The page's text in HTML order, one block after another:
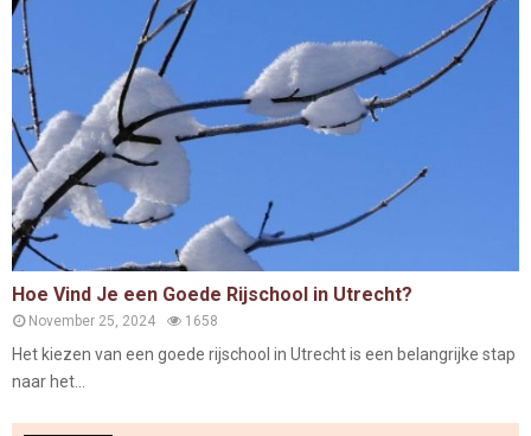
Hoe Vind Je een Goede Rijschool in Utrecht?
November 25, 2024 1658
Het kiezen van een goede rijschool in Utrecht is een belangrijke stap
naar het...